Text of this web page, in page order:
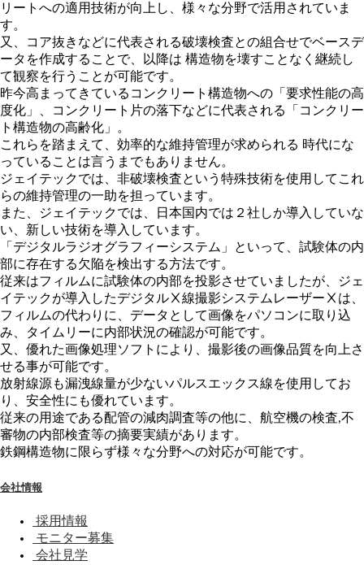
リートへの適用技術が向上し、様々な分野で活用されていま
す。
又、コア抜きなどに代表される破壊検査との組合せでベースデ
ータを作成することで、以降は 構造物を壊すことなく継続し
て観察を行うことが可能です。
昨今高まってきているコンクリート構造物への「要求性能の高
度化」、コンクリート片の落下などに代表される「コンクリー
ト構造物の高齢化」。
これらを踏まえて、効率的な維持管理が求められる 時代にな
っていることは言うまでもありません。
ジェイテックでは、非破壊検査という特殊技術を使用してこれ
らの維持管理の一助を担っています。
また、ジェイテックでは、日本国内では２社しか導入していな
い、新しい技術を導入しています。
「デジタルラジオグラフィーシステム」といって、試験体の内
部に存在する欠陥を検出する方法です。
従来はフィルムに試験体の内部を投影させていましたが、ジェ
イテックが導入したデジタルⅩ線撮影システムレーザーⅩは、
フィルムの代わりに、データとして画像をパソコンに取り込
み、タイムリーに内部状況の確認が可能です。
又、優れた画像処理ソフトにより、撮影後の画像品質を向上さ
せる事が可能です。
放射線源も漏洩線量が少ないパルスエックス線を使用してお
り、安全性にも優れています。
従来の用途である配管の減肉調査等の他に、航空機の検査,不
審物の内部検査等の摘要実績があります。
鉄鋼構造物に限らず様々な分野への対応が可能です。
会社情報
採用情報
モニター募集
会社見学